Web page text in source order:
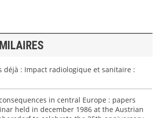
déjà : Impact radiologique et sanitaire :
in central Europe : papers
held in december 1986 at the Austrian